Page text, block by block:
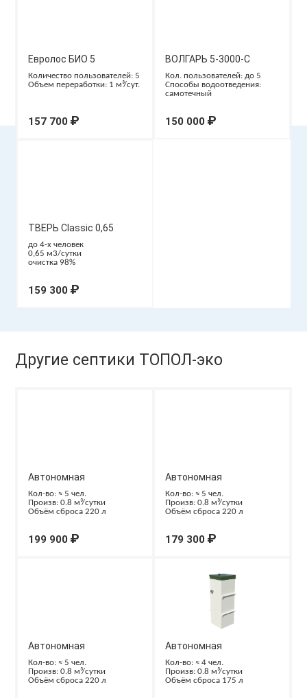
Евролос БИО 5
Количество пользователей: 5
Объем переработки: 1 м³/сут.
157 700 ₽
ВОЛГАРЬ 5-3000-С
Кол. пользователей: до 5
Способы водоотведения:
самотечный
150 000 ₽
ТВЕРЬ Classic 0,65
до 4-х человек
0,65 м3/сутки
очистка 98%
159 300 ₽
Другие септики ТОПОЛ-эко
Автономная
канализация ТОПАС-С 5
Лонг Пр
Кол-во: ≈ 5 чел.
Произв: 0.8 м³/сутки
Объём сброса 220 л
199 900 ₽
Автономная
канализация ТОПАС-С 5
Пр
Кол-во: ≈ 5 чел.
Произв: 0.8 м³/сутки
Объём сброса 220 л
179 300 ₽
Автономная
канализация ТОПАС-С 5
Лонг
Кол-во: ≈ 5 чел.
Произв: 0.8 м³/сутки
Объём сброса 220 л
Автономная
канализация ТОПАС-С 5
Кол-во: ≈ 4 чел.
Произв: 0.8 м³/сутки
Объём сброса 175 л